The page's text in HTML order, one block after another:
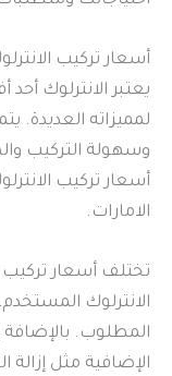
أسعار تركيب
يعتبر الانترلوك
لمميزاته العديدة.
وسهولة التركيب
أسعار تركيب
الامارات.
تختلف أسعار تركيب
الانترلوك
المطلوب. بالإضافة
الإضافية مثل إزالة